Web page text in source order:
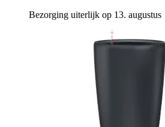
Bezorging uiterlijk op 13. augustus